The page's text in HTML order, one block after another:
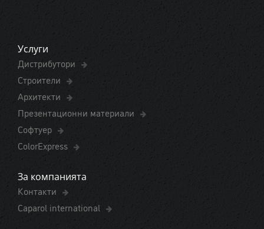
Услуги
Дистрибутори
Строители
Архитекти
Презентационни материали
Софтуер
ColorExpress
За компанията
Контакти
Caparol international